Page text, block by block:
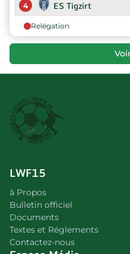
4 ES Tigzirt
Relégation
LWF15
à Propos
Bulletin officiel
Documents
Textes et Réglements
Contactez-nous